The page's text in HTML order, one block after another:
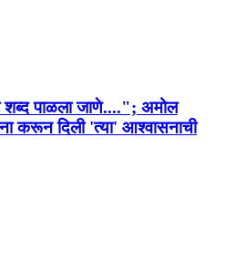
शब्द पाळला जाणे...."; अमोल
करून दिली 'त्या' आश्वासनाची